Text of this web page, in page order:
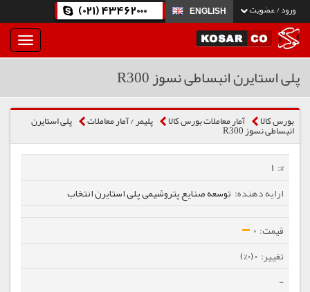
ورود / عضویت ENGLISH
(021) 43462000
بار
و
پلی استایرن انبساطی نسوز R300
بورس کالا آمار معاملات بورس کالا پلیمر / آمار معاملات پلی استایرن
انبساطی نسوز R300
1
توسعه صنایع پتروشیمی پلی استایرن انتخاب
0
0 (0%)
-